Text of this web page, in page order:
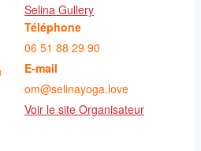
Selina Gullery
Téléphone
06 51 88 29 90
E-mail
om@selinayoga.love
Voir le site Organisateur